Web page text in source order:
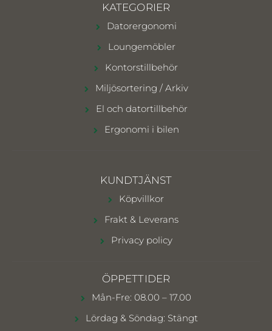
KATEGORIER
Datorergonomi
Loungemöbler
Kontorstillbehör
Miljösortering / Arkiv
El och datortillbehör
Ergonomi i bilen
KUNDTJÄNST
Köpvillkor
Frakt & Leverans
Privacy policy
ÖPPETTIDER
Mån-Fre: 08.00 – 17.00
Lördag & Söndag: Stängt